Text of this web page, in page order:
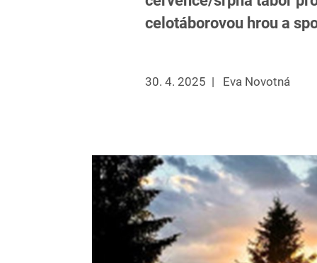
celotáborovou hrou a
30. 4. 2025 | Eva Novotná